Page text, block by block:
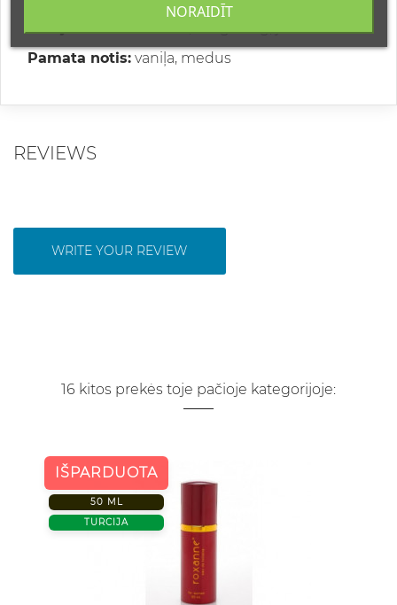
Pamata notis: vaniļa, medus
REVIEWS
WRITE YOUR REVIEW
16 kitos prekės toje pačioje kategorijoje:
IŠPARDUOTA
50 ML
TURCIJA
NORAIDĪT